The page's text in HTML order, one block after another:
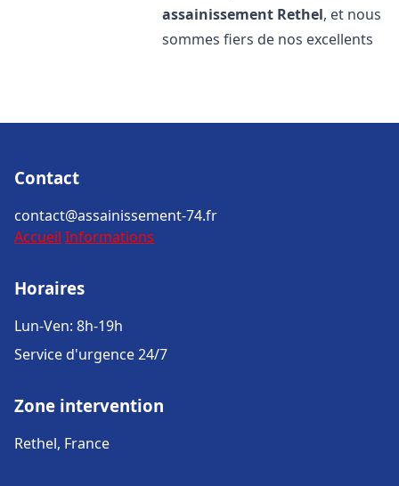
assainissement Rethel, et nous
sommes fiers de nos excellents
Contact
contact@assainissement-74.fr
Accueil Informations
Horaires
Lun-Ven: 8h-19h
Service d'urgence 24/7
Zone intervention
Rethel, France